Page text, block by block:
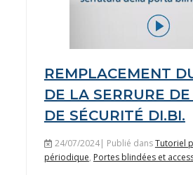
REMPLACEMENT
DE LA SERRURE
DE SÉCURITÉ DI.BI.
24/07/2024| Publié dansTutoriel
périodique, Portes blindées et